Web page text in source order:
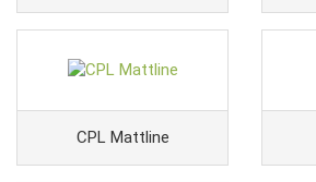
CPL Mattline